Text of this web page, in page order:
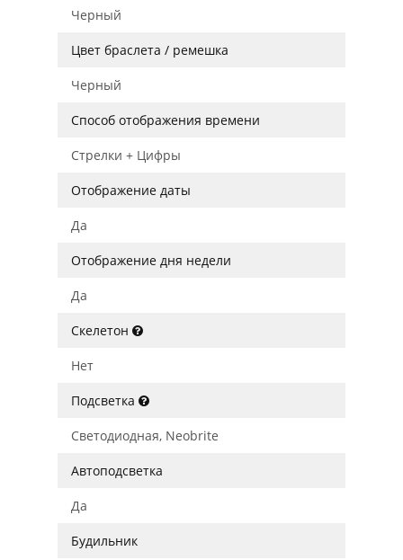
Черный
Цвет браслета / ремешка
Черный
Способ отображения времени
Стрелки + Цифры
Отображение даты
Да
Отображение дня недели
Да
Скелетон
Нет
Подсветка
Светодиодная, Neobrite
Автоподсветка
Да
Будильник